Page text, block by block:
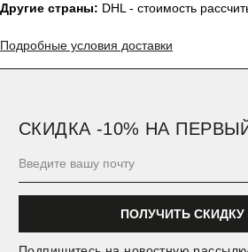
Другие страны: DHL - стоимость
Подробные условия доставки